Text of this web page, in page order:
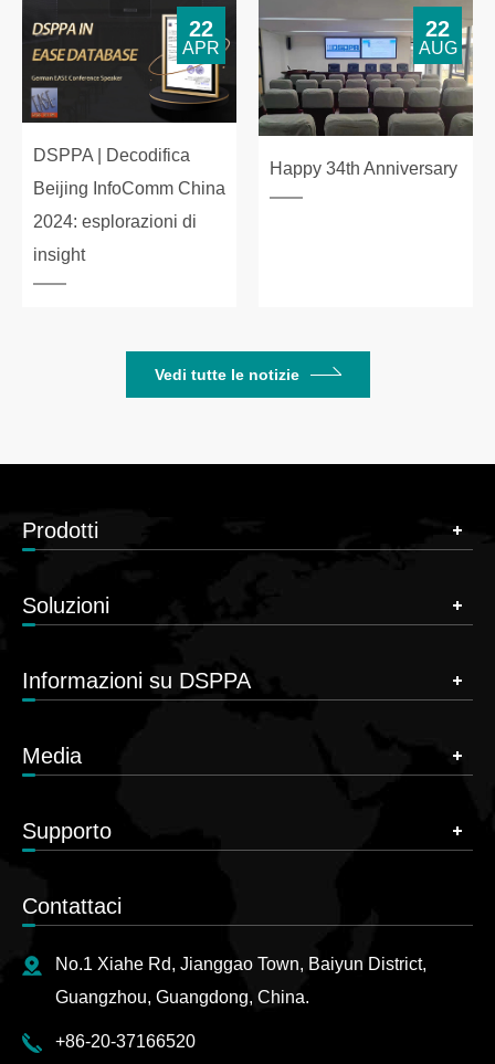
DSPPA | Decodifica
Beijing InfoComm China
2024: esplorazioni di
insight
22
APR
Happy 34th Anniversary
22
AUG
Vedi tutte le notizie
Prodotti
Soluzioni
Informazioni su DSPPA
Media
Supporto
Contattaci
No.1 Xiahe Rd, Jianggao Town, Baiyun District,
Guangzhou, Guangdong, China.
+86-20-37166520